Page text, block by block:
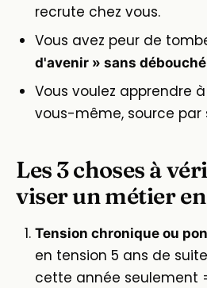
recrute chez vous.
Vous avez peur de
d'avenir » sans
Vous voulez apprendre à
vous-même, source par
Les 3 choses à
viser un métier
Tension chronique ou
en tension 5 ans de
cette année seulement